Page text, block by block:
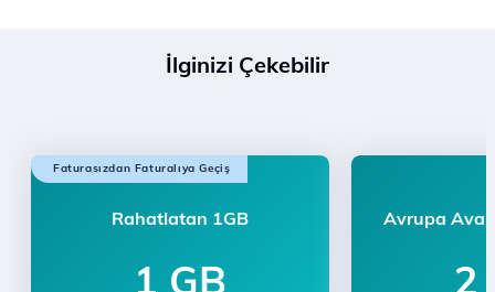
İlginizi Çekebilir
Faturasızdan Faturalıya Geçiş
Rahatlatan 1GB
1 GB
Avrupa
2